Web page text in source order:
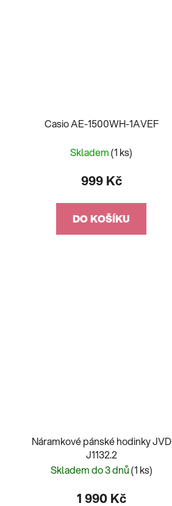
Casio AE-1500WH-1AVEF
Skladem(1 ks)
999 Kč
DO KOŠÍKU
Náramkové pánské hodinky JVD
J1132.2
Skladem do 3 dnů(1 ks)
1 990 Kč